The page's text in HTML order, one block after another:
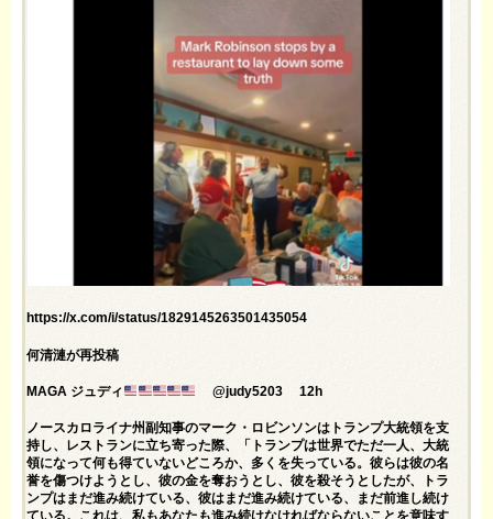
https://x.com/i/status/1829145263501435054
何清漣が再投稿
MAGA ジュディ @judy5203 12h
ノースカロライナ州副知事のマーク・ロビンソンはトランプ大統領を支
持し、レストランに立ち寄った際、「トランプは世界でただ一人、大統
領になって何も得ていないどころか、多くを失っている。彼らは彼の名
誉を傷つけようとし、彼の金を奪おうとし、彼を殺そうとしたが、トラ
ンプはまだ進み続けている、彼はまだ進み続けている、まだ前進し続け
ている。これは、私もあなたも進み続けなければならないことを意味す